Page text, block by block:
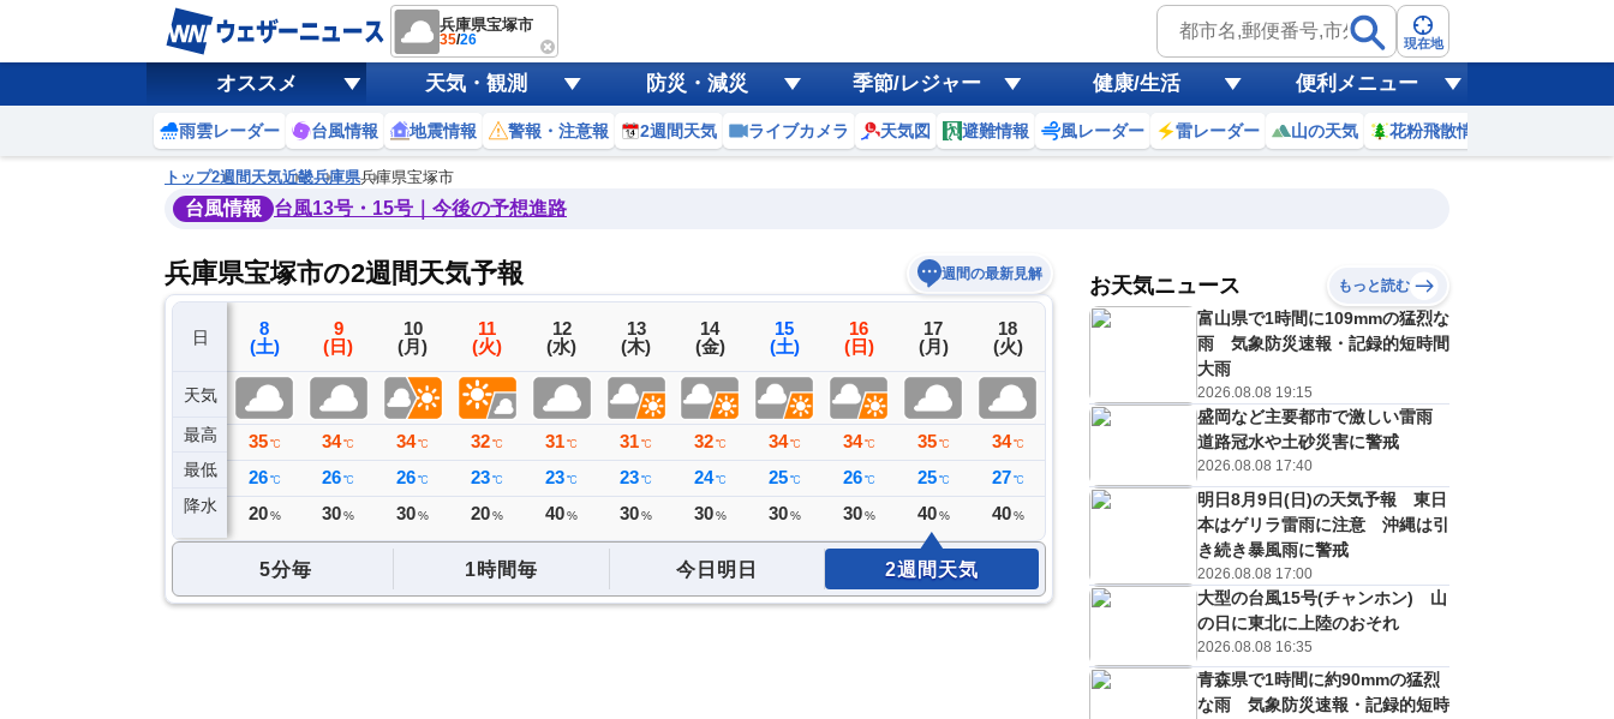
兵庫県宝塚市
35/26 現在地
オススメ 天気・観測 防災・減災 季節/レジャー 健康/生活 便利メニュー
雨雲レーダー 台風情報 地震情報 警報・注意報 2週間天気 ライブカメラ 天気図 避難情報 風レーダー 雷レーダー 山の天気 花粉飛散情報
トップ2週間天気近畿兵庫県兵庫県宝塚市
台風情報 台風13号・15号｜今後の予想進路
兵庫県宝塚市の2週間天気予報 週間の最新見解
日
天気
最高
最低
降水
7
(金)
36℃
28℃
ミリ
8
(土)
35 ℃
26 ℃
20 %
9
(日)
34℃
26 ℃
30 %
10
(月)
34℃
26 ℃
30 %
11
(火)
32 ℃
23 ℃
20 %
12
(水)
31℃
23℃
40%
13
(木)
31℃
23℃
30%
14
(金)
32℃
24℃
30%
15
(土)
34℃
25℃
30%
16
(日)
34 ℃
26 ℃
30 %
17
(月)
35 ℃
25 ℃
40 %
18
(火)
34 ℃
27 ℃
40 %
19
℃
21
(金)
E
35℃
27
30 %
22
(土)
D
35℃
26
30%
予報の
信頼度
B
C
D
？
5分毎 1時間毎 今日明日 2週間天気
お天気ニュース もっと読む
富山県で1時間に109mmの猛烈な
雨 気象防災速報・記録的短時間
大雨
2026.08.08 19:15
盛岡など主要都市で激しい雷雨
道路冠水や土砂災害に警戒
2026.08.08 17:40
明日8月9日(日)の天気予報 東日
本はゲリラ雷雨に注意 沖縄は引
き続き暴風雨に警戒
2026.08.08 17:00
大型の台風15号(チャンホン) 山
の日に東北に上陸のおそれ
2026.08.08 16:35
青森県で1時間に約90mmの猛烈
な雨 気象防災速報・記録的短時